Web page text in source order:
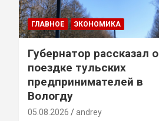
ГЛАВНОЕ ЭКОНОМИКА
Губернатор рассказал о
поездке тульских
предпринимателей в
Вологду
05.08.2026 andrey